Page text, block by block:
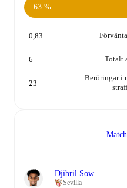
63 %
0,83
Totalt
6
Beröringar i
23
Djibril Sow
Sevilla